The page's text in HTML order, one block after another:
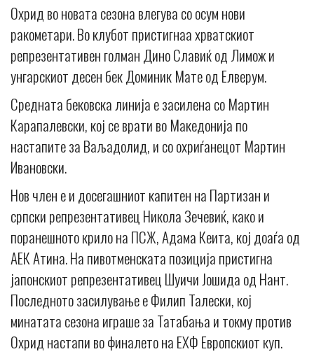
Охрид во новата сезона влегува со осум нови
ракометари. Во клубот пристигнаа хрватскиот
репрезентативен голман Дино Славиќ од Лимож и
унгарскиот десен бек Доминик Мате од Елверум.
Средната бековска линија е засилена со Мартин
Карапалевски, кој се врати во Македонија по
настапите за Ваљадолид, и со охриѓанецот Мартин
Ивановски.
Нов член е и досегашниот капитен на Партизан и
српски репрезентативец Никола Зечевиќ, како и
поранешното крило на ПСЖ, Адама Кеита, кој доаѓа од
АЕК Атина. На пивотменската позиција пристигна
јапонскиот репрезентативец Шуичи Јошида од Нант.
Последното засилување е Филип Талески, кој
минатата сезона играше за Татабања и токму против
Охрид настапи во финалето на ЕХФ Европскиот куп.